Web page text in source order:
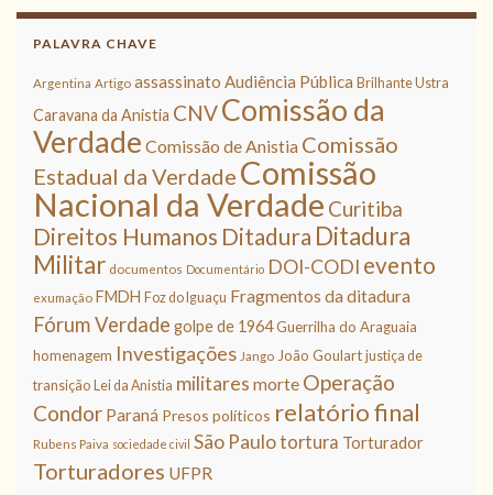
PALAVRA CHAVE
Argentina Artigo assassinato Audiência Pública Brilhante Ustra
Caravana da Anistia CNVComissão da
Verdade Comissão de Anistia Comissão
Estadual da Verdade Comissão
Nacional da Verdade Curitiba
Direitos Humanos Ditadura Ditadura
Militar documentos Documentário DOI-CODI evento
exumação FMDH Foz do Iguaçu Fragmentos da ditadura
Fórum Verdade golpe de 1964Guerrilha do Araguaia
homenagem Investigações Jango João Goulart justiça de
transição
Lei da Anistia militares morte Operação
Condor Paraná Presos políticos relatório final
Rubens Paiva sociedade civil São Paulotortura Torturador
Torturadores UFPR